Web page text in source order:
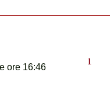
ore 16:46